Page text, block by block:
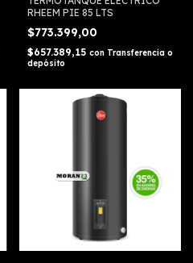
RHEEM PIE 85 LTS
$773.399,00
$657.389,15 con Transferencia o
depósito